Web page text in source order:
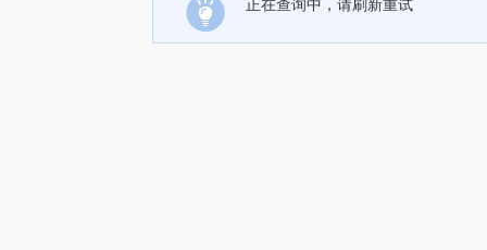
正在查询中，请刷新重试